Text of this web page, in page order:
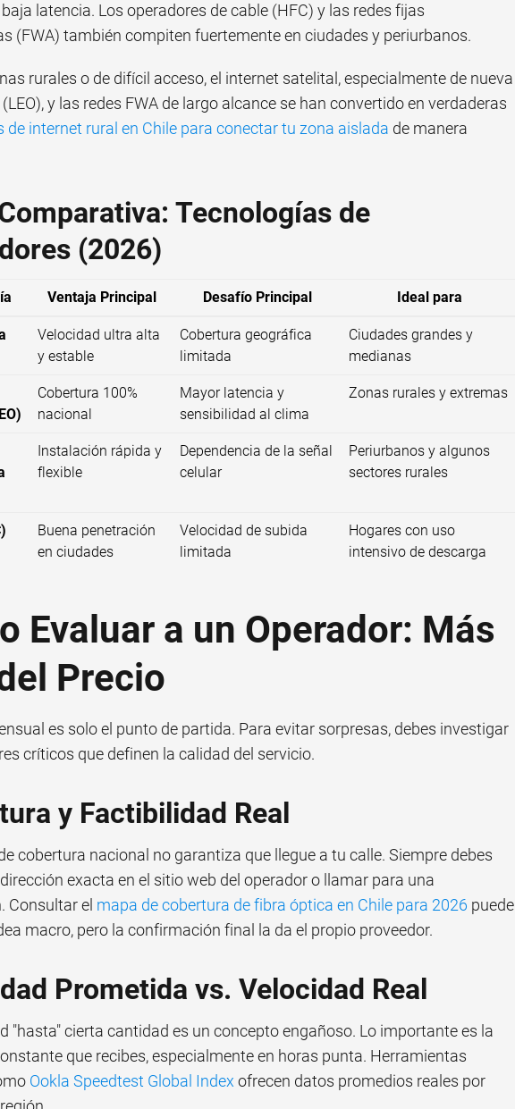
latencia. Los operadores de cable (HFC) y las redes fijas
(FWA) también compiten fuertemente en ciudades y periurbanos.
rurales o de difícil acceso, el internet satelital, especialmente de nueva
y las redes FWA de largo alcance se han convertido en verdaderas
de internet rural en Chile para conectar tu zona aislada de manera
Tecnologías de
(2026)
Ventaja Principal Desafío Principal Ideal para
Velocidad ultra alta
y estable
Cobertura geográfica
limitada
Ciudades grandes y
medianas
Cobertura 100%
nacional
Mayor latencia y
sensibilidad al clima
Zonas rurales y extremas
Instalación rápida y
flexible
Dependencia de la señal
celular
Periurbanos y algunos
sectores rurales
Buena penetración
en ciudades
Velocidad de subida
limitada
Hogares con uso
intensivo de descarga
Evaluar a un Operador: Más
Precio
es solo el punto de partida. Para evitar sorpresas, debes investigar
críticos que definen la calidad del servicio.
y Factibilidad Real
cobertura nacional no garantiza que llegue a tu calle. Siempre debes
exacta en el sitio web del operador o llamar para una
Consultar el mapa de cobertura de fibra óptica en Chile para 2026 puede
macro, pero la confirmación final la da el propio proveedor.
Prometida vs. Velocidad Real
"hasta" cierta cantidad es un concepto engañoso. Lo importante es la
que recibes, especialmente en horas punta. Herramientas
Ookla Speedtest Global Index ofrecen datos promedios reales por